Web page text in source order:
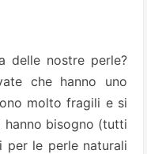
delle nostre perle?
che hanno uno
molto fragili e si
bisogno (tutti
per le perle naturali